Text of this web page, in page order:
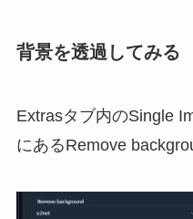
背景を透過してみる
Extrasタブ内のSingle
にあるRemove